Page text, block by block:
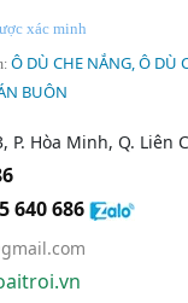
xác minh
Ô DÙ CHE NẮNG, Ô DÙ
BUÔN
P. Hòa Minh, Q. Liên
640 686